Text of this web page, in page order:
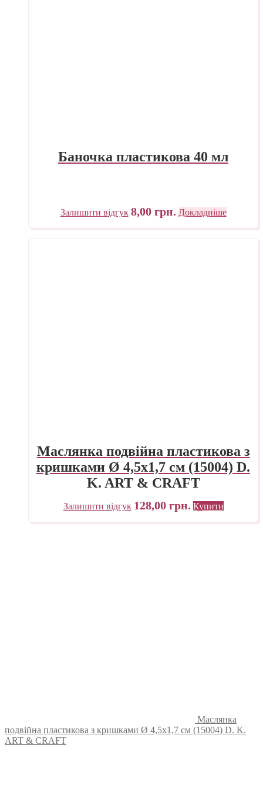
Баночка пластикова 40 мл
Залишити відгук 8,00 грн. Докладніше
Маслянка подвійна пластикова з
кришками Ø 4,5х1,7 см (15004) D.
K. ART & CRAFT
Залишити відгук 128,00 грн. Купити
Маслянка
подвійна пластикова з кришками Ø 4,5х1,7 см (15004) D. K.
ART & CRAFT